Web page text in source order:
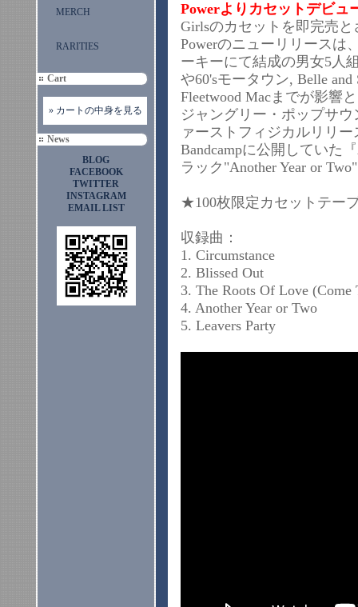
MERCH
RARITIES
Cart
» カートの中身を見る
News
BLOG
FACEBOOK
TWITTER
INSTAGRAM
EMAIL LIST
Powerよりカセットデビュ
Girlsのカセットを即完売
Powerのニューリリースは
ーキーにて結成の男女5人
や60'sモータウン, Belle and
Fleetwood Macまでが影響
ジャングリー・ポップサ
ァーストフィジカルリリ
Bandcampに公開していた
ラック"Another Year or
★100枚限定カセット
収録曲：
1. Circumstance
2. Blissed Out
3. The Roots Of Love
4. Another Year or Two
5. Leavers Party